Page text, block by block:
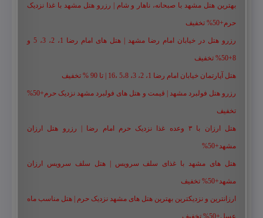
بهترین هتل مشهد با صبحانه، ناهار و شام | رزرو هتل مشهد با غذا نزدیک
حرم+50% تخفیف
رزرو هتل در خیابان امام رضا مشهد | هتل‌ های امام رضا 1، 2، 3، 5 و
8+50% تخفیف
هتل آپارتمان خیابان امام رضا 1، 2، 3، 5،8 ،16 | تا 90 % تخفیف
رزرو هتل فولبرد مشهد | قیمت و هتل های فولبرد مشهد نزدیک حرم+50%
تخفیف
هتل ارزان با ۳ وعده غذا نزدیک حرم امام رضا | رزرو هتل ارزان
مشهد+50%
هتل های مشهد با غذای سلف سرویس | هتل سلف سرویس ارزان
مشهد+50% تخفیف
ارزانترین و نزدیکترین بهترین هتل های مشهد نزدیک حرم | هتل مناسب ماه
عسل+50% تخفیف